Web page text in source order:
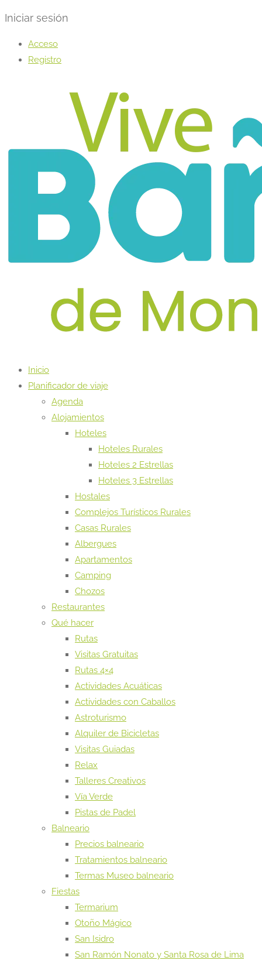
Iniciar sesión
Acceso
Registro
Inicio
Planificador de viaje
Agenda
Alojamientos
Hoteles
Hoteles Rurales
Hoteles 2 Estrellas
Hoteles 3 Estrellas
Hostales
Complejos Turísticos Rurales
Casas Rurales
Albergues
Apartamentos
Camping
Chozos
Restaurantes
Qué hacer
Rutas
Visitas Gratuitas
Rutas 4×4
Actividades Acuáticas
Actividades con Caballos
Astroturismo
Alquiler de Bicicletas
Visitas Guiadas
Relax
Talleres Creativos
Vía Verde
Pistas de Padel
Balneario
Precios balneario
Tratamientos balneario
Termas Museo balneario
Fiestas
Termarium
Otoño Mágico
San Isidro
San Ramón Nonato y Santa Rosa de Lima